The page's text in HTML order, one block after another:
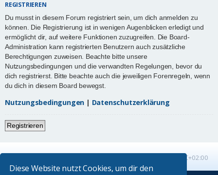
Diese Website nutzt Cookies, um dir den
REGISTRIEREN
Du musst in diesem Forum registriert sein, um dich anmelden zu
können. Die Registrierung ist in wenigen Augenblicken erledigt und
ermöglicht dir, auf weitere Funktionen zuzugreifen. Die Board-
Administration kann registrierten Benutzern auch zusätzliche
Berechtigungen zuweisen. Beachte bitte unsere
Nutzungsbedingungen und die verwandten Regelungen, bevor du
dich registrierst. Bitte beachte auch die jeweiligen Forenregeln, wenn
du dich in diesem Board bewegst.
Nutzungsbedingungen | Datenschutzerklärung
Registrieren
UTC+02:00